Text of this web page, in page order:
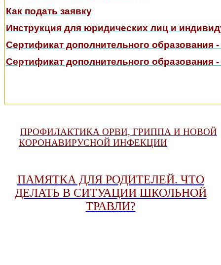
Как подать заявку
Инструкция для юридических лиц и
Сертификат дополнительного образования
Сертификат дополнительного образования
ПРОФИЛАКТИКА ОРВИ, ГРИППА И НОВОЙ
КОРОНАВИРУСНОЙ ИНФЕКЦИИ
ПАМЯТКА ДЛЯ РОДИТЕЛЕЙ. ЧТО
ДЕЛАТЬ В СИТУАЦИИ ШКОЛЬНОЙ
ТРАВЛИ?